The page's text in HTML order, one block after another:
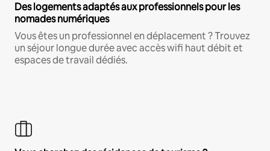
Des logements adaptés aux professionnels pour les
nomades numériques
Vous êtes un professionnel en déplacement ? Trouvez
un séjour longue durée avec accès wifi haut débit et
espaces de travail dédiés.